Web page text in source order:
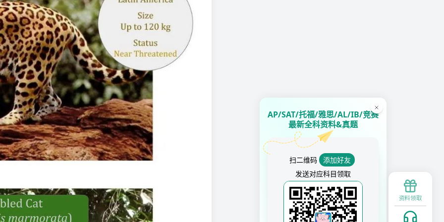
资料领取
AP/SAT/托福/雅思/AL/IB/竞赛
最新全科资料&真题
扫二维码
添加好友
发送对应科目领取